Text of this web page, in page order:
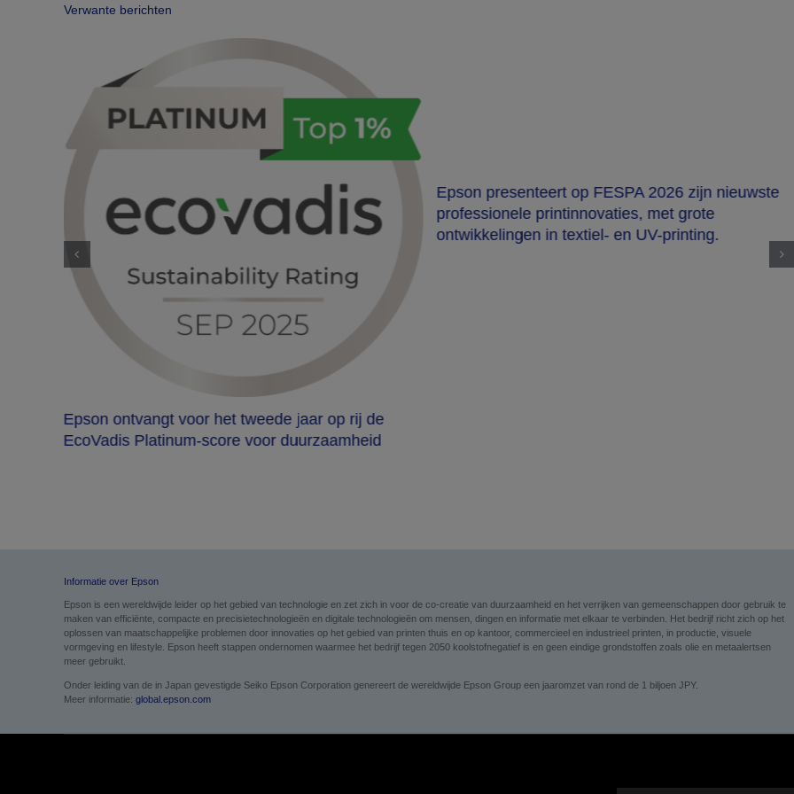
Verwante berichten
Epson ontvangt voor het tweede jaar op rij de
EcoVadis Platinum-score voor duurzaamheid
Epson presenteert op FESPA 2026 zijn nieuwste
professionele printinnovaties, met grote
ontwikkelingen in textiel- en UV-printing.
Informatie over Epson
Epson is een wereldwijde leider op het gebied van technologie en zet zich in voor de co-creatie van duurzaamheid en het verrijken van gemeenschappen door gebruik te
maken van efficiënte, compacte en precisietechnologieën en digitale technologieën om mensen, dingen en informatie met elkaar te verbinden. Het bedrijf richt zich op het
oplossen van maatschappelijke problemen door innovaties op het gebied van printen thuis en op kantoor, commercieel en industrieel printen, in productie, visuele
vormgeving en lifestyle. Epson heeft stappen ondernomen waarmee het bedrijf tegen 2050 koolstofnegatief is en geen eindige grondstoffen zoals olie en metaalertsen
meer gebruikt.
Onder leiding van de in Japan gevestigde Seiko Epson Corporation genereert de wereldwijde Epson Group een jaaromzet van rond de 1 biljoen JPY.
Meer informatie: global.epson.com